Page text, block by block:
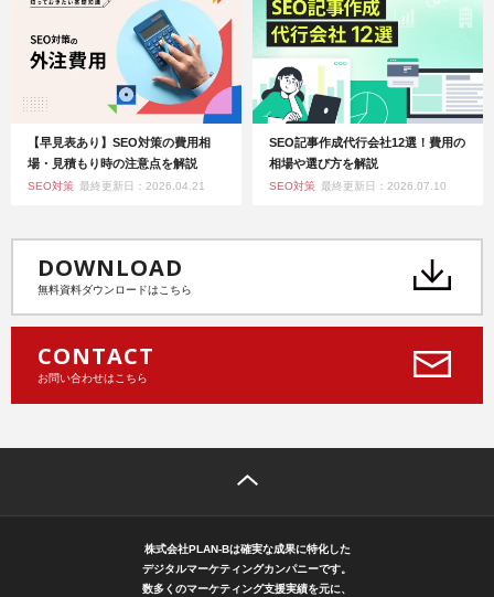
【早見表あり】SEO対策の費用相
場・見積もり時の注意点を解説
SEO対策 最終更新日：2026.04.21
SEO記事作成代行会社12選！費用の
相場や選び方を解説
SEO対策 最終更新日：2026.07.10
DOWNLOAD
無料資料ダウンロードはこちら
CONTACT
お問い合わせはこちら
株式会社PLAN-Bは確実な成果に特化した
デジタルマーケティングカンパニーです。
数多くのマーケティング支援実績を元に、